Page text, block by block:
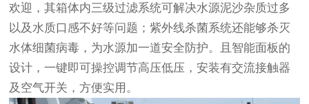
欢迎，其箱体内三级过滤系统可解决水源泥沙杂质过多
以及水质口感不好等问题；紫外线杀菌系统还能够杀灭
水体细菌病毒，为水源加一道安全防护。且智能面板的
设计，一键即可操控调节高压低压，安装有交流接触器
及空气开关，方便实用。